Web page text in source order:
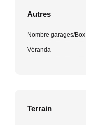
Autres
Nombre garages/Box
Véranda
Terrain